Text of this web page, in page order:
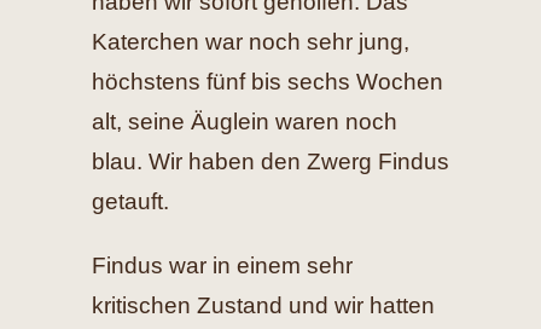
Katerchen war noch sehr jung,
höchstens fünf bis sechs Wochen
alt, seine Äuglein waren noch
blau. Wir haben den Zwerg Findus
getauft.
Findus war in einem sehr
kritischen Zustand und wir hatten